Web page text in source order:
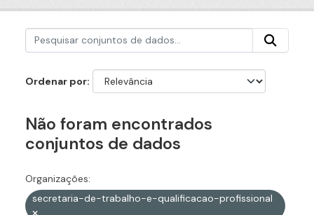
Ordenar por
Não foram encontrados
conjuntos de dados
Organizações:
secretaria-de-trabalho-e-qualificacao-profissional